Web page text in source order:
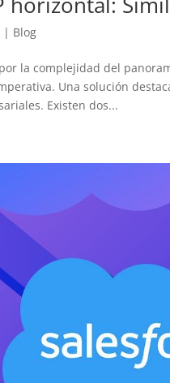
| Blog
la complejidad del
Una solución
Existen dos...